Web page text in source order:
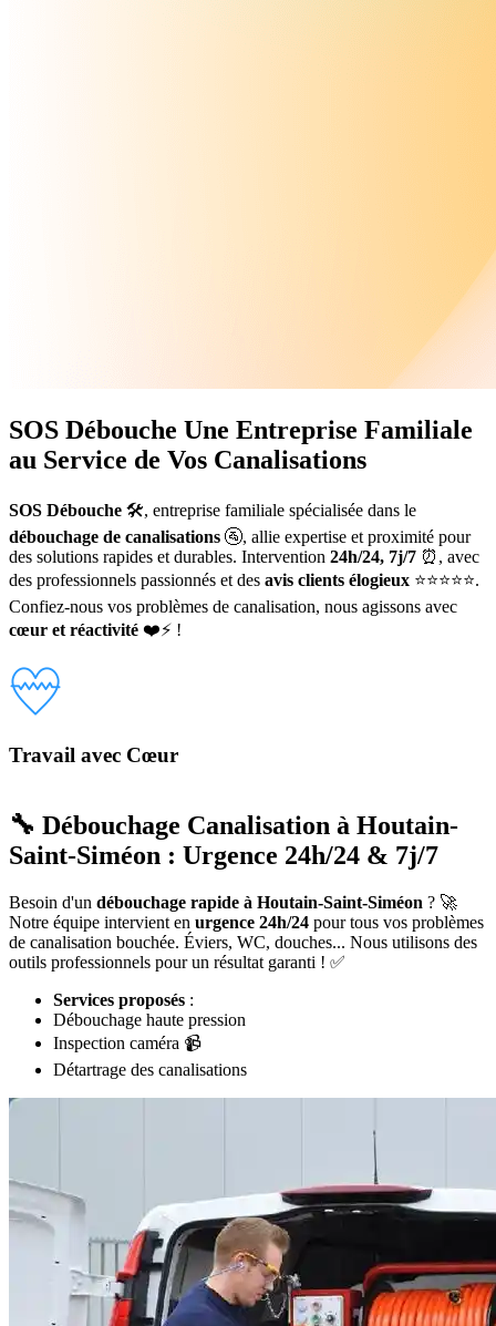
SOS Débouche Une Entreprise Familiale
au Service de Vos Canalisations
SOS Débouche 🛠️, entreprise familiale spécialisée dans le
débouchage de canalisations 🚰, allie expertise et proximité pour
des solutions rapides et durables. Intervention 24h/24, 7j/7 ⏰, avec
des professionnels passionnés et des avis clients élogieux ⭐⭐⭐⭐⭐.
Confiez-nous vos problèmes de canalisation, nous agissons avec
cœur et réactivité ❤️⚡ !
Travail avec Cœur
🔧 Débouchage Canalisation à Houtain-
Saint-Siméon : Urgence 24h/24 & 7j/7
Besoin d'un débouchage rapide à Houtain-Saint-Siméon ? 🚀
Notre équipe intervient en urgence 24h/24 pour tous vos problèmes
de canalisation bouchée. Éviers, WC, douches... Nous utilisons des
outils professionnels pour un résultat garanti ! ✅
Services proposés :
Débouchage haute pression
Inspection caméra 📹
Détartrage des canalisations